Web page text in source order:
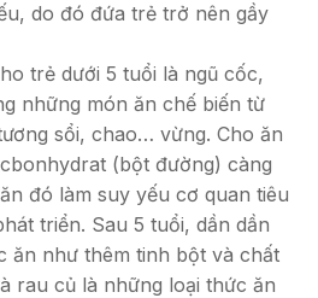
do đó đứa trẻ trở nên gầy
trẻ dưới 5 tuổi là ngũ cốc,
những món ăn chế biến từ
sổi, chao… vừng. Cho ăn
(bột đường) càng
đó làm suy yếu cơ quan tiêu
triển. Sau 5 tuổi, dần dần
ăn như thêm tinh bột và chất
rau củ là những loại thức ăn